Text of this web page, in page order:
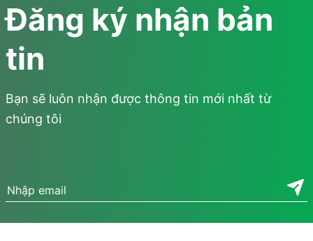
Đăng ký nhận bản
tin
Bạn sẽ luôn nhận được thông tin mới nhất từ
chúng tôi